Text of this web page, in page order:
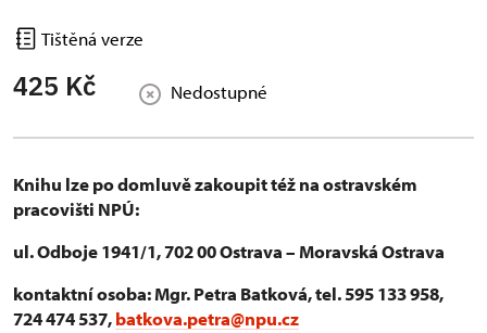
Tištěná verze
425 Kč Nedostupné
Knihu lze po domluvě zakoupit též na ostravském
pracovišti NPÚ:
ul. Odboje 1941/1, 702 00 Ostrava – Moravská Ostrava
kontaktní osoba: Mgr. Petra Batková, tel. 595 133 958,
724 474 537,batkova.petra@npu.cz